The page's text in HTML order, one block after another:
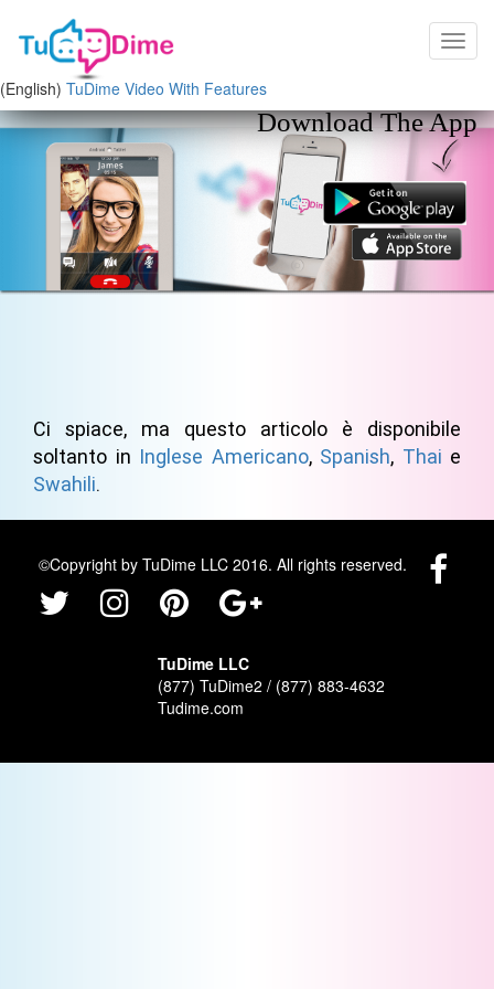
(English) TuDime Video With Features
Download The App
Ci spiace, ma questo articolo è disponibile
soltanto in Inglese Americano, Spanish, Thai e
Swahili.
©Copyright by TuDime LLC 2016. All rights reserved.
TuDime LLC
(877) TuDime2 / (877) 883-4632
Tudime.com